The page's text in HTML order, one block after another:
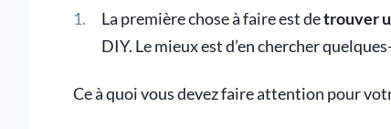
La première chose à faire est detrouver
DIY. Le mieux est d’en chercher
Ce à quoi vous devez faire attention pour